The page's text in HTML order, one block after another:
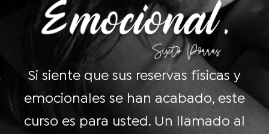
Si siente que sus reservas físicas y
emocionales se han acabado, este
curso es para usted. Un llamado al